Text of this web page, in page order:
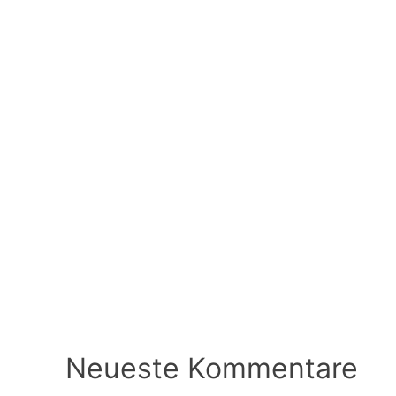
Neueste Kommentare